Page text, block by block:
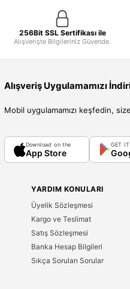
256Bit SSL Sertifikası ile
Alışverişte Bilgileriniz Güvende.
Alışveriş Uygulamamızı
Mobil uygulamamızı keşfedin,
Download on the
App Store
GET
YARDIM KONULARI
Üyelik Sözleşmesi
Kargo ve Teslimat
Satış Sözleşmesi
Banka Hesap Bilgileri
Sıkça Sorulan Sorular